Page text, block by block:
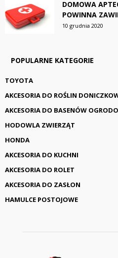
DOMOWA
POWINNA
10 grudnia 2020
POPULARNE KATEGORIE
TOYOTA
AKCESORIA DO ROŚLIN
AKCESORIA DO BASENÓW
HODOWLA ZWIERZĄT
HONDA
AKCESORIA DO KUCHNI
AKCESORIA DO ROLET
AKCESORIA DO ZASŁON
HAMULCE POSTOJOWE